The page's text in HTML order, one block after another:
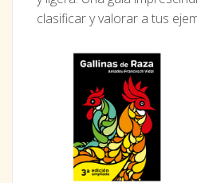
clasificar y valorar a tus